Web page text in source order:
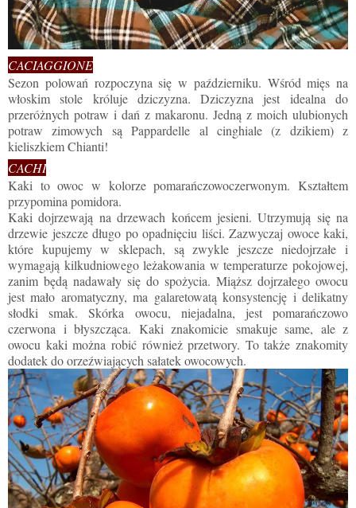
CACIAGGIONE
Sezon polowań rozpoczyna się w październiku. Wśród mięs na
włoskim stole króluje dziczyzna. Dziczyzna jest idealna do
przeróżnych potraw i dań z makaronu. Jedną z moich ulubionych
potraw zimowych są Pappardelle al cinghiale (z dzikiem) z
kieliszkiem Chianti!
CACHI
Kaki to owoc w kolorze pomarańczowoczerwonym. Kształtem
przypomina pomidora.
Kaki dojrzewają na drzewach końcem jesieni. Utrzymują się na
drzewie jeszcze długo po opadnięciu liści. Zazwyczaj owoce kaki,
które kupujemy w sklepach, są zwykle jeszcze niedojrzałe i
wymagają kilkudniowego leżakowania w temperaturze pokojowej,
zanim będą nadawały się do spożycia. Miąższ dojrzałego owocu
jest mało aromatyczny, ma galaretowatą konsystencję i delikatny
słodki smak. Skórka owocu, niejadalna, jest pomarańczowo
czerwona i błyszcząca. Kaki znakomicie smakuje same, ale z
owocu kaki można robić również przetwory. To także znakomity
dodatek do orzeźwiających sałatek owocowych.